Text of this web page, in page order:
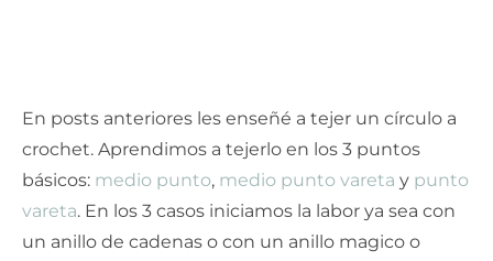
En posts anteriores les enseñé a tejer un círculo a
crochet. Aprendimos a tejerlo en los 3 puntos
básicos: medio punto, medio punto vareta y punto
vareta. En los 3 casos iniciamos la labor ya sea con
un anillo de cadenas o con un anillo magico o